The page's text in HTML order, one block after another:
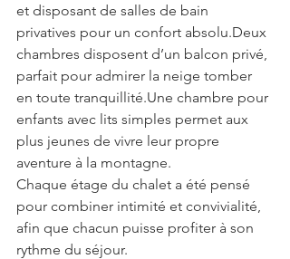
et disposant de salles de bain
privatives pour un confort absolu.Deux
chambres disposent d’un balcon privé,
parfait pour admirer la neige tomber
en toute tranquillité.Une chambre pour
enfants avec lits simples permet aux
plus jeunes de vivre leur propre
aventure à la montagne.
Chaque étage du chalet a été pensé
pour combiner intimité et convivialité,
afin que chacun puisse profiter à son
rythme du séjour.